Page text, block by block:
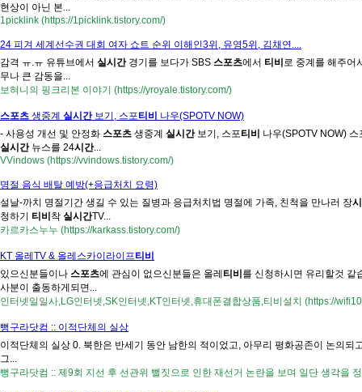
현상이 아닌 본...
1picklink (https://1picklink.tistory.com/)
24 피겨 세계선수권 대회 여자 쇼트 순위 이해인3위, 유영5위, 김채연....
감격 ㅠ.ㅠ 유튜브에서 실시간경기를 보다가 SBS 스포츠에서 티비 로 중계를 해주어
무나 큰 감동을...
보혀니의 핑크리본 이야기 (https://yroyale.tistory.com/)
스포츠 생중계 실시간보기, 스포티비
나우(SPOTV NOW)
- 사용성 개선 및 안정화 스포츠 생중계 실시간보기, 스포티비
나우(SPOTV NOW) 스
실시간뉴스를 24시간...
VVindows (https://vvindows.tistory.com/)
명절 음식 배탈 예방(+응급처치 요령)
설날-까치 명절기간 생길 수 있는 질병과 응급처치법 명절에 가족, 친척을 만나러 장
청하기 티비 착 실시간TV...
카르카스누누 (https://karkass.tistory.com/)
KT 올레TV & 올레스카이라이프티비
있으신분들이나 스포츠에 관심이 없으신분들은 올레 티비 를 신청하시면 유리할것
사분이 출동하게되면...
인터넷일일사,LG인터넷,SK인터넷,KT인터넷,휴대폰결합상품,티비설치 (https://
뻥구라닷컴 :: 이적단체의 실상
이적단체의 실상 0. 북한은 반세기 동안 남한의 적이었고, 아무리 평화공존이 논의
그...
뻥구라닷컴 :: 제9회 지선 후 선관위 뻘짓으로 인한 재선거 논란을 보며 일단 생각을